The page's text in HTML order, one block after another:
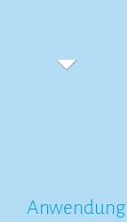
Anwendung